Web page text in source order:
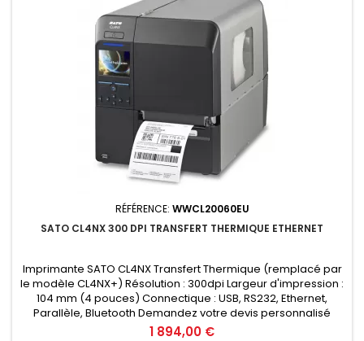
RÉFÉRENCE: WWCL20060EU
SATO CL4NX 300 DPI TRANSFERT THERMIQUE ETHERNET
Imprimante SATO CL4NX Transfert Thermique (remplacé par
le modèle CL4NX+) Résolution : 300dpi Largeur d'impression :
104 mm (4 pouces) Connectique : USB, RS232, Ethernet,
Parallèle, Bluetooth Demandez votre devis personnalisé
Prix
1 894,00 €